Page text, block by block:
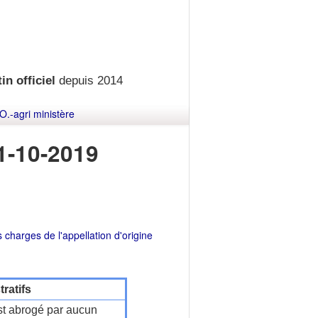
officiel depuis 2014
agri ministère
10-2019
de l'appellation d'origine
abrogé par aucun